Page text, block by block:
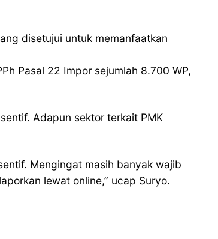
disetujui untuk memanfaatkan
Pasal 22 Impor sejumlah 8.700 WP,
Adapun sektor terkait PMK
Mengingat masih banyak wajib
lewat online,” ucap Suryo.